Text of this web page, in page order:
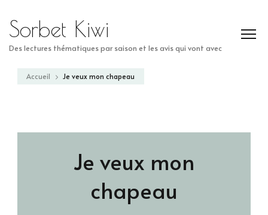
Sorbet Kiwi
Des lectures thématiques par saison et les avis qui vont avec
Accueil Je veux mon chapeau
Je veux mon
chapeau